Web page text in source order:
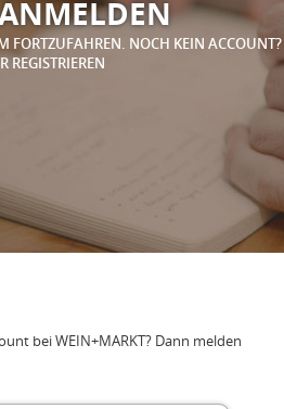
FORTZUFAHREN. NOCH KEIN ACCOUNT?
REGISTRIEREN
bei WEIN+MARKT? Dann melden